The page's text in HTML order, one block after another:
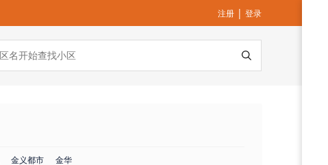
注册 | 登录
金义都市 金华